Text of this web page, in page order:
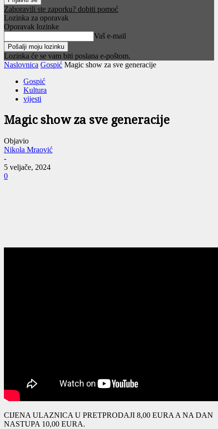
Zaboravili ste zaporku? dobiti pomoć
Lozinka za oporavak
Oporavak lozinke
Vaš e-mail
Lozinka će se vam biti poslana e-poštom.
Naslovnica Gospić Magic show za sve generacije
Gospić
Kultura
vijesti
Magic show za sve generacije
Objavio
Nikola Mraović
-
5 veljače, 2024
0
CIJENA ULAZNICA U PRETPRODAJI 8,00 EURA A NA DAN
NASTUPA 10,00 EURA.